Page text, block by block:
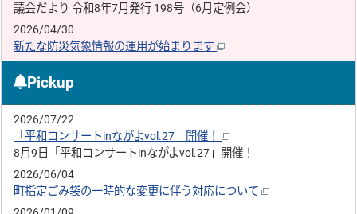
議会だより 令和8年7月発行 198号（6月定例会）
2026/04/30
新たな防災気象情報の運用が始まります
Pickup
2026/07/22
「平和コンサートinながよvol.27」開催！
8月9日「平和コンサートinながよvol.27」開催！
2026/06/04
町指定ごみ袋の一時的な変更に伴う対応について